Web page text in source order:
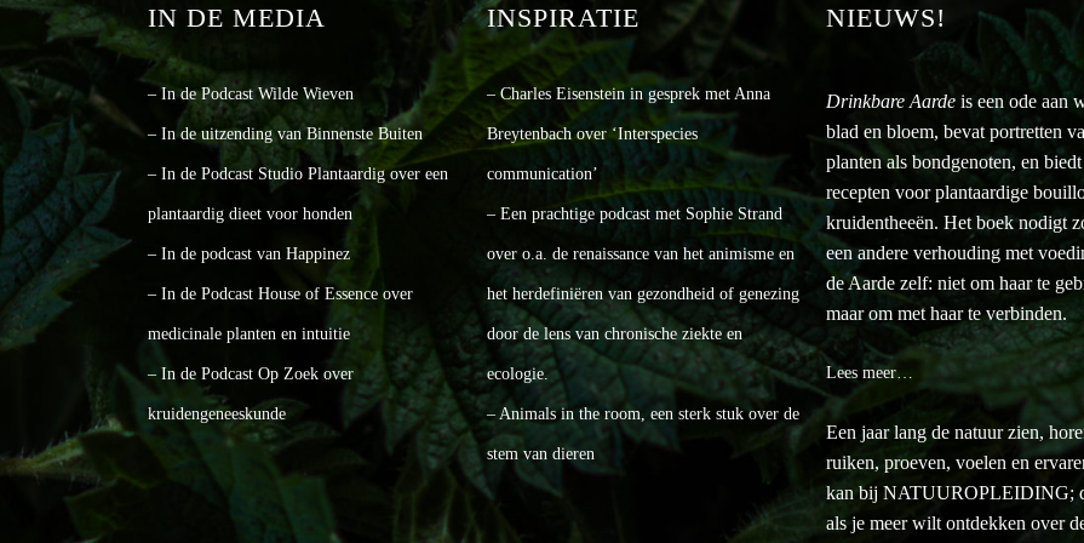
IN DE MEDIA
– In de Podcast Wilde Wieven
– In de uitzending van Binnenste Buiten
– In de Podcast Studio Plantaardig over een
plantaardig dieet voor honden
– In de podcast van Happinez
– In de Podcast House of Essence over
medicinale planten en intuitie
– In de Podcast Op Zoek over
kruidengeneeskunde
INSPIRATIE
– Charles Eisenstein in gesprek met Anna
Breytenbach over ‘Interspecies
communication’
– Een prachtige podcast met Sophie Strand
over o.a. de renaissance van het animisme en
het herdefiniëren van gezondheid of genezing
door de lens van chronische ziekte en
ecologie.
– Animals in the room, een sterk stuk over de
stem van dieren
NIEUWS!
Drinkbare Aarde is een ode aan
blad en bloem, bevat portretten
planten als bondgenoten, en biedt
recepten voor plantaardige
kruidentheeën. Het boek nodigt
een andere verhouding met
de Aarde zelf: niet om haar te
maar om met haar te verbinden.
Lees meer…
Een jaar lang de natuur zien,
ruiken, proeven, voelen en
kan bij NATUUROPLEIDING;
als je meer wilt ontdekken over